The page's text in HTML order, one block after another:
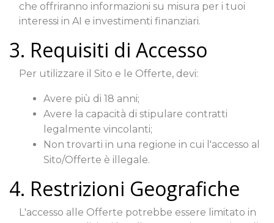
che offriranno informazioni su misura per i tuoi
interessi in AI e investimenti finanziari.
3. Requisiti di Accesso
Per utilizzare il Sito e le Offerte, devi:
Avere più di 18 anni;
Avere la capacità di stipulare contratti
legalmente vincolanti;
Non trovarti in una regione in cui l'accesso al
Sito/Offerte è illegale.
4. Restrizioni Geografiche
L'accesso alle Offerte potrebbe essere limitato in